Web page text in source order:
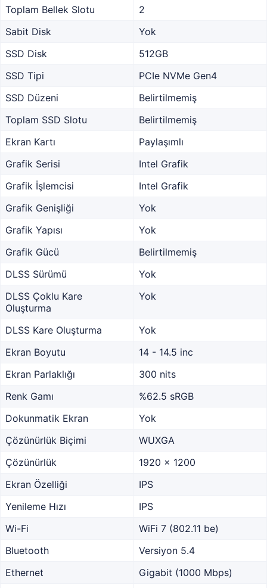
Toplam Bellek Slotu
2
Sabit Disk
Yok
SSD Disk
512GB
SSD Tipi
PCIe NVMe Gen4
SSD Düzeni
Belirtilmemiş
Toplam SSD Slotu
Belirtilmemiş
Ekran Kartı
Paylaşımlı
Grafik Serisi
Intel Grafik
Grafik İşlemcisi
Intel Grafik
Grafik Genişliği
Yok
Grafik Yapısı
Yok
Grafik Gücü
Belirtilmemiş
DLSS Sürümü
Yok
DLSS Çoklu Kare
Oluşturma
Yok
DLSS Kare Oluşturma
Yok
Ekran Boyutu
14 - 14.5 inc
Ekran Parlaklığı
300 nits
Renk Gamı
%62.5 sRGB
Dokunmatik Ekran
Yok
Çözünürlük Biçimi
WUXGA
Çözünürlük
1920 x 1200
Ekran Özelliği
IPS
Yenileme Hızı
IPS
Wi-Fi
WiFi 7 (802.11 be)
Bluetooth
Versiyon 5.4
Ethernet
Gigabit (1000 Mbps)